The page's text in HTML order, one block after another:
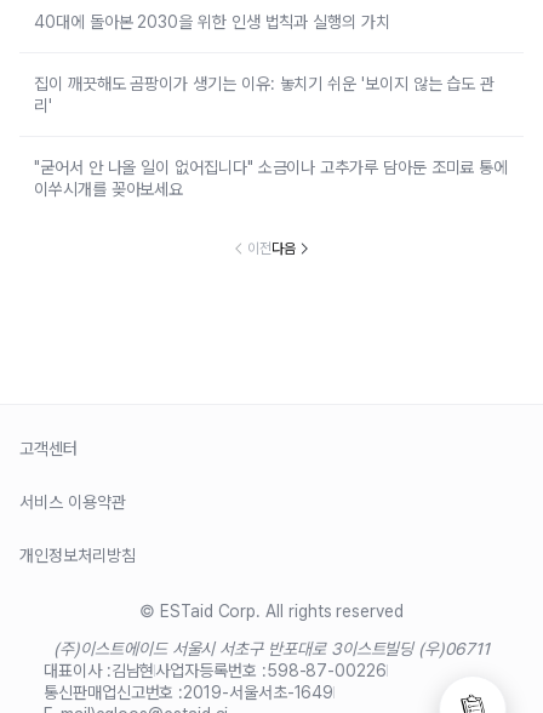
40대에 돌아본 2030을 위한 인생 법칙과 실행의 가치
집이 깨끗해도 곰팡이가 생기는 이유: 놓치기 쉬운 '보이지 않는 습도 관
리'
"굳어서 안 나올 일이 없어집니다" 소금이나 고추가루 담아둔 조미료 통에
이쑤시개를 꽂아보세요
이전다음
고객센터
서비스 이용약관
개인정보처리방침
© ESTaid Corp. All rights reserved
(주)이스트에이드 서울시 서초구 반포대로 3이스트빌딩 (우)06711
대표이사 :김남현사업자등록번호 :598-87-00226
통신판매업신고번호 :2019-서울서초-1649